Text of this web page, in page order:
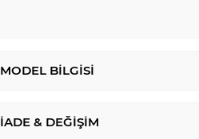
MODEL BILGISI
İADE & DEĞIŞIM